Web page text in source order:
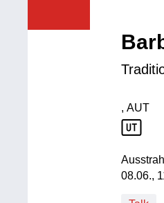
, AUT
08. Juni,
08.06.,